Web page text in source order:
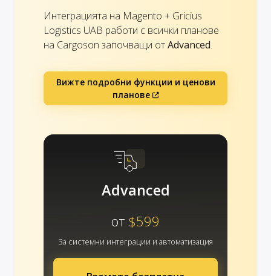
Интеграцията на Magento + Gricius
Logistics UAB работи с всички планове
на Cargoson започващи отAdvanced.
Вижте подробни функции и ценови
планове
Advanced
от $599
За системни интеграции и автоматизация